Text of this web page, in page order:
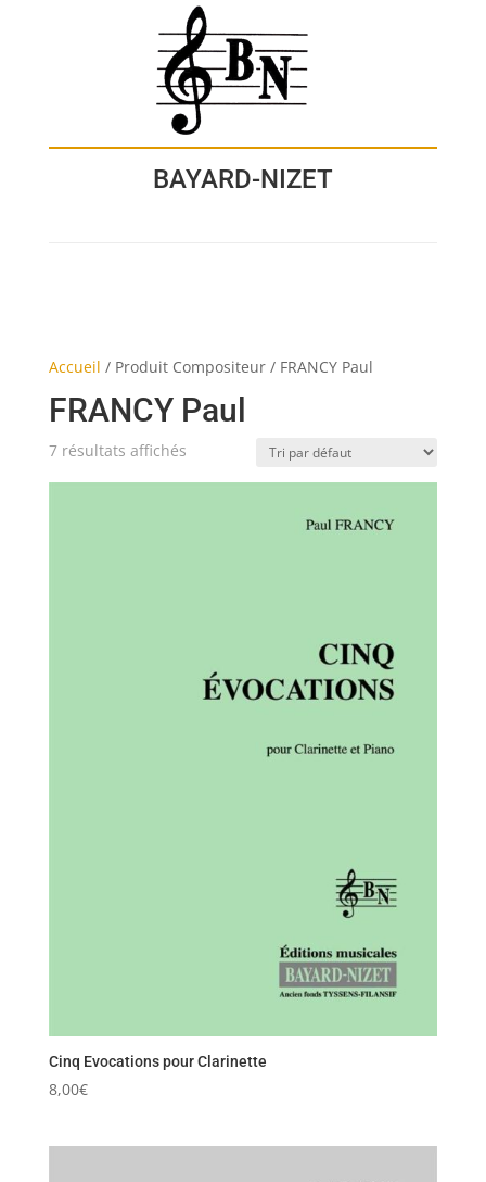
BAYARD-NIZET
Accueil / Produit Compositeur/ FRANCY Paul
FRANCY Paul
7 résultats affichés
Cinq Evocations pour Clarinette
8,00€